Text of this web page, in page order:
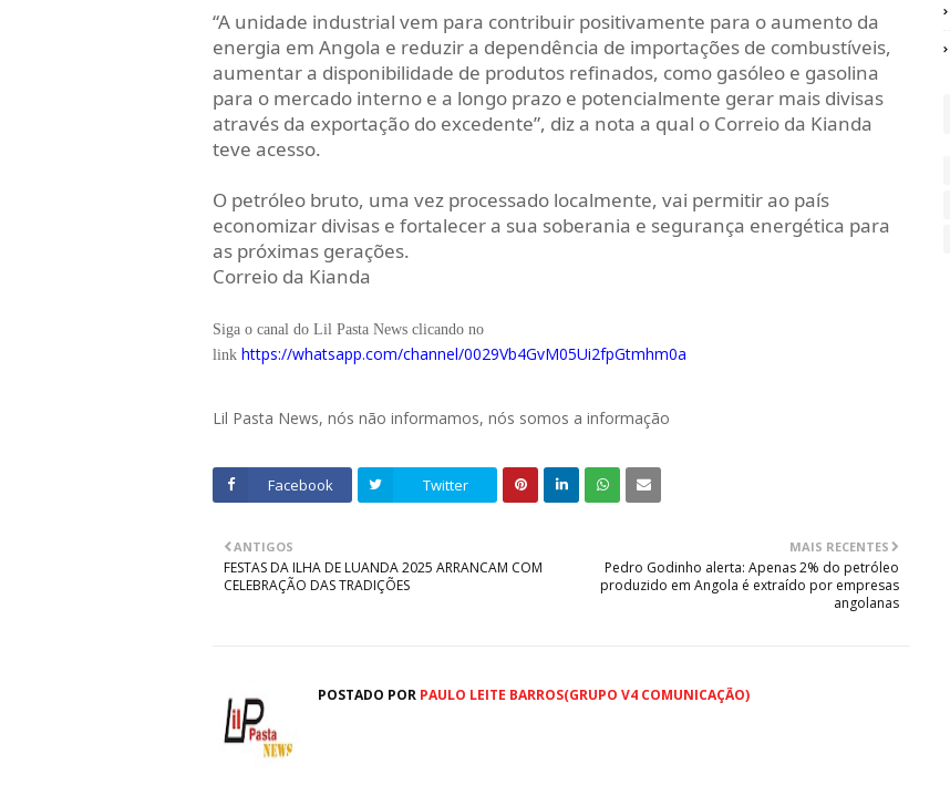
“A unidade industrial vem para contribuir positivamente para o aumento da
energia em Angola e reduzir a dependência de importações de combustíveis,
aumentar a disponibilidade de produtos refinados, como gasóleo e gasolina
para o mercado interno e a longo prazo e potencialmente gerar mais divisas
através da exportação do excedente”, diz a nota a qual o Correio da Kianda
teve acesso.
O petróleo bruto, uma vez processado localmente, vai permitir ao país
economizar divisas e fortalecer a sua soberania e segurança energética para
as próximas gerações.
Correio da Kianda
Siga o canal do Lil Pasta News clicando no
link https://whatsapp.com/channel/0029Vb4GvM05Ui2fpGtmhm0a
Lil Pasta News, nós não informamos, nós somos a informação
Facebook Twitter
MAIS RECENTES
Pedro Godinho alerta: Apenas 2% do petróleo
produzido em Angola é extraído por empresas
angolanas
ANTIGOS
FESTAS DA ILHA DE LUANDA 2025 ARRANCAM COM
CELEBRAÇÃO DAS TRADIÇÕES
POSTADO POR PAULO LEITE BARROS(GRUPO V4 COMUNICAÇÃO)